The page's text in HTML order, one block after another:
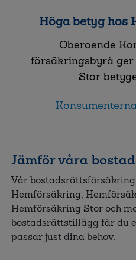
Höga betyg hos
Oberoende
försäkringsbyrå
Stor
Jämför våra
Vår
Hemförsäkring,
Hemförsäkring Stor och
bostadsrättstillägg får du
passar just dina behov.